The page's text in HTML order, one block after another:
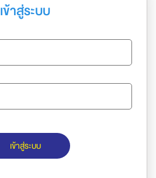
เข้าสู่ระบบ
เข้าสู่ระบบ